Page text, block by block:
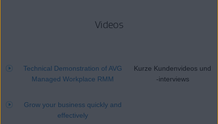
Videos
Technical Demonstration of AVG
Managed Workplace RMM
Kurze Kundenvideos und
-interviews
Grow your business quickly and
effectively